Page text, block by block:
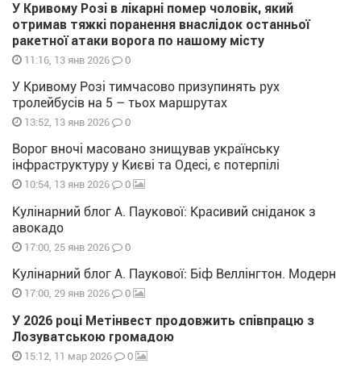
У Кривому Розі в лікарні помер чоловік, який
отримав тяжкі поранення внаслідок останньої
ракетної атаки ворога по нашому місту
11:16, 13 янв 2026 0
У Кривому Розі тимчасово призупинять рух
тролейбусів на 5 – тьох маршрутах
13:52, 13 янв 2026 0
Ворог вночі масовано знищував українську
інфраструктуру у Києві та Одесі, є потерпілі
10:54, 13 янв 2026 0
Кулінарний блог А. Паукової: Красивий сніданок з
авокадо
17:00, 25 янв 2026 0
Кулінарний блог А. Паукової: Біф Веллінгтон. Модерн
17:00, 29 янв 2026 0
У 2026 році Метінвест продовжить співпрацю з
Лозуватською громадою
15:12, 11 мар 2026 0